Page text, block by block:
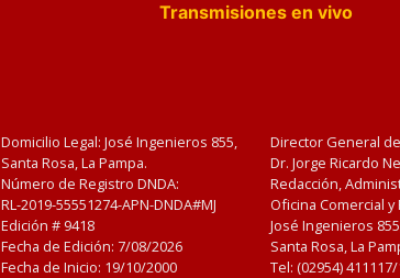
Transmisiones en vivo
Domicilio Legal: José Ingenieros 855,
Santa Rosa, La Pampa.
Número de Registro DNDA:
RL-2019-55551274-APN-DNDA#MJ
Edición # 9418
Fecha de Edición: 7/08/2026
Fecha de Inicio: 19/10/2000
Director General
Dr. Jorge Ricardo
Redacción,
Oficina Comercial
José Ingenieros
Santa Rosa, La
Tel: (02954)